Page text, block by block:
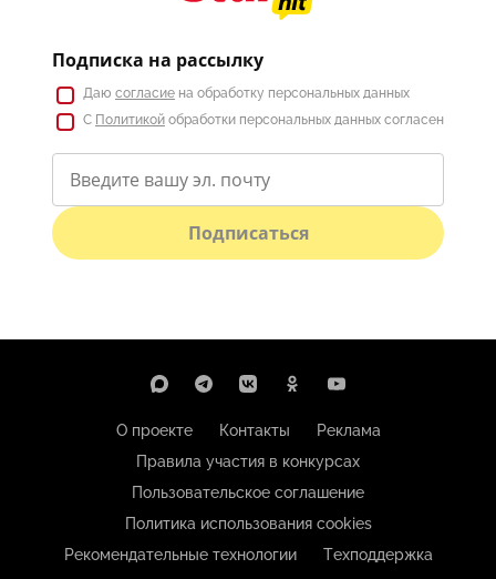
Подписка на рассылку
Даю согласие на обработку персональных данных
С Политикой обработки персональных данных согласен
Подписаться
О проекте Контакты
Реклама
Правила участия в конкурсах
Пользовательское соглашение
Политика использования cookies
Рекомендательные технологии
Техподдержка